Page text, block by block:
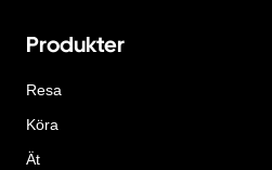
Produkter
Resa
Köra
Ät